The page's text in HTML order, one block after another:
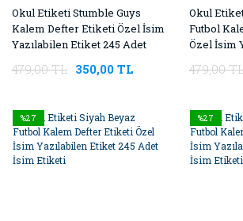
Okul Etiketi Stumble Guys
Kalem Defter Etiketi Özel İsim
Yazılabilen Etiket 245 Adet
479,00 TL 350,00 TL
Okul
Futbol
Özel İsim
479,00
%27 %27